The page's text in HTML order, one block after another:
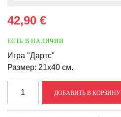
42,90 €
ЕСТЬ В НАЛИЧИИ
Игра "Дартс"
Размер: 21х40 см.
ДОБАВИТЬ В КОРЗИНУ